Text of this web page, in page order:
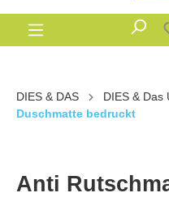
DIES & DAS
DIES & Das
Duschmatte bedruckt
Anti